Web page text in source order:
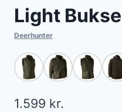
Light
Deerhunter
1.599 kr.